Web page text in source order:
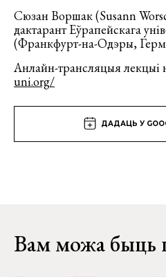
Сюзан Воршак (Susann
дактарант Еўрапейскага
(Франкфурт-на-Одэры,
Анлайн-трансляцыя лекцыі
uni.org/
ДАДАЦЬ У
Вам можа быць